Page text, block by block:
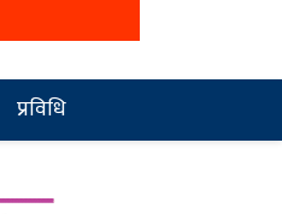
प्रविधि